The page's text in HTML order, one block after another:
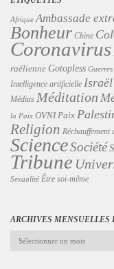
Afrique Ambassade
Bonheur Chine
Coronavirus
raélienne Gotopless
Intelligence artificielle Israël
Médias Méditation
la Paix OVNI Paix
Religion Réchauffement
ScienceSociété
Tribune
Sexualité Être soi-même
ARCHIVES MENSUELLES
Archives